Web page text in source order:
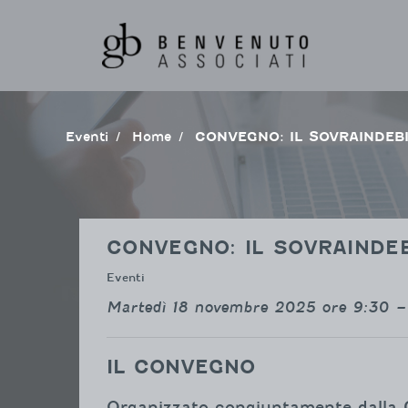
Eventi Home CONVEGNO: IL
CONVEGNO: IL
Eventi
Martedì 18 novembre 2025 ore 9:30
IL CONVEGNO